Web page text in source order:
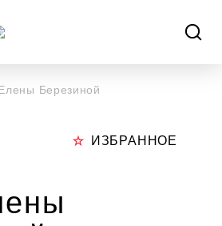
Березиной
ИЗБРАННОЕ